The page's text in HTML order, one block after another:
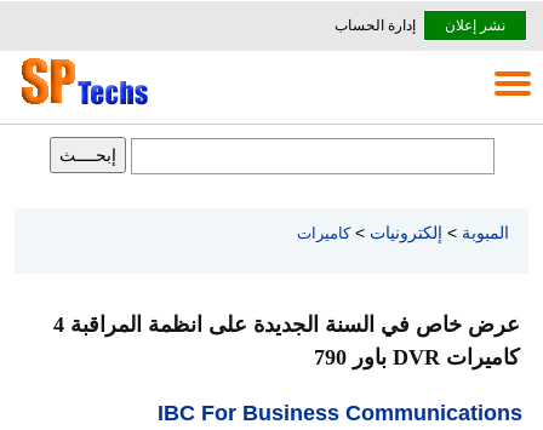
نشر إعلان إدارة الحساب
المبوبة > إلكترونيات > كاميرات
عرض خاص في السنة الجديدة على انظمة المراقبة 4
كاميرات DVR باور 790
IBC For Business Communications